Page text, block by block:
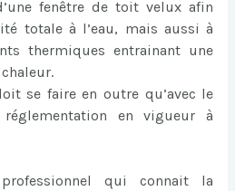
fenêtre de toit velux afin
totale à l’eau, mais aussi à
thermiques entrainant une
se faire en outre qu’avec le
en vigueur à
qui connait la